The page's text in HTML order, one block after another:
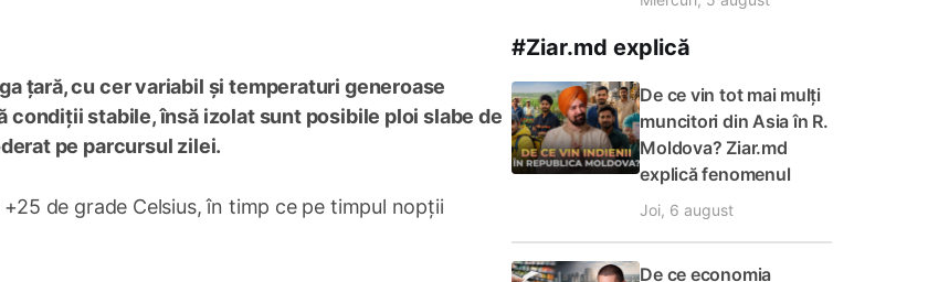
țară, cu cer variabil și temperaturi generoase
condiții stabile, însă izolat sunt posibile ploi slabe de
pe parcursul zilei.
de grade Celsius, în timp ce pe timpul nopții
#Ziar.md explică
De ce vin tot mai mulți
muncitori din Asia în R.
Moldova? Ziar.md
explică fenomenul
Joi, 6 august
De ce economia